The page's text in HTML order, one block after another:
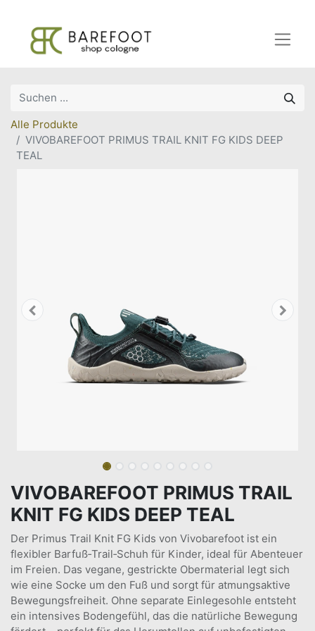
Alle Produkte
VIVOBAREFOOT PRIMUS TRAIL KNIT FG KIDS DEEP
TEAL
VIVOBAREFOOT PRIMUS TRAIL
KNIT FG KIDS DEEP TEAL
Der Primus Trail Knit FG Kids von Vivobarefoot ist ein
flexibler Barfuß‑Trail‑Schuh für Kinder, ideal für Abenteuer
im Freien. Das vegane, gestrickte Obermaterial legt sich
wie eine Socke um den Fuß und sorgt für atmungsaktive
Bewegungsfreiheit. Ohne separate Einlegesohle entsteht
ein intensives Bodengefühl, das die natürliche Bewegung